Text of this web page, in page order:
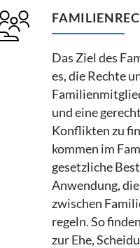
Das Ziel des
es, die Rechte
und eine
Konflikten zu
kommen im
gesetzliche
Anwendung,
zwischen
regeln. So
zur Ehe,